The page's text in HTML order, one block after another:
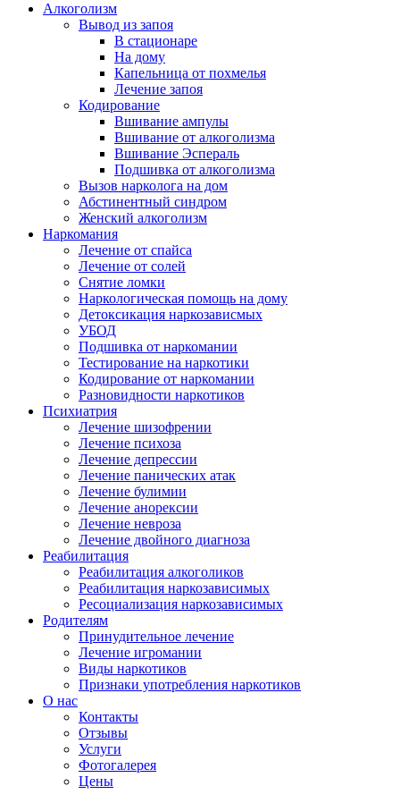
Алкоголизм
Вывод из запоя
В стационаре
На дому
Капельница от похмелья
Лечение запоя
Кодирование
Вшивание ампулы
Вшивание от алкоголизма
Вшивание Эспераль
Подшивка от алкоголизма
Вызов нарколога на дом
Абстинентный синдром
Женский алкоголизм
Наркомания
Лечение от спайса
Лечение от солей
Снятие ломки
Наркологическая помощь на дому
Детоксикация наркозависмых
УБОД
Подшивка от наркомании
Тестирование на наркотики
Кодирование от наркомании
Разновидности наркотиков
Психиатрия
Лечение шизофрении
Лечение психоза
Лечение депрессии
Лечение панических атак
Лечение булимии
Лечение анорексии
Лечение невроза
Лечение двойного диагноза
Реабилитация
Реабилитация алкоголиков
Реабилитация наркозависимых
Ресоциализация наркозависимых
Родителям
Принудительное лечение
Лечение игромании
Виды наркотиков
Признаки употребления наркотиков
О нас
Контакты
Отзывы
Услуги
Фотогалерея
Цены